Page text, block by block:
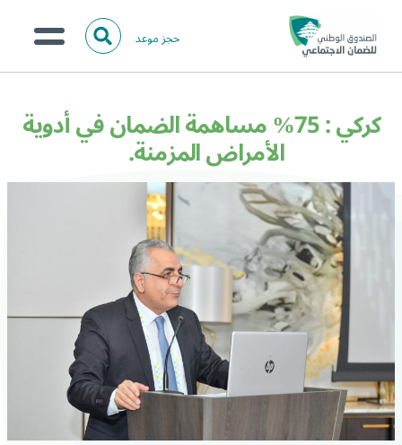
حجز موعد ا
ل
ث
الخدمات الالكترونية
المركز الإعلامي
تواصل معنا
البحث
كركي : 75% مساهمة الضمان في أدوية
الأمراض المزمنة.